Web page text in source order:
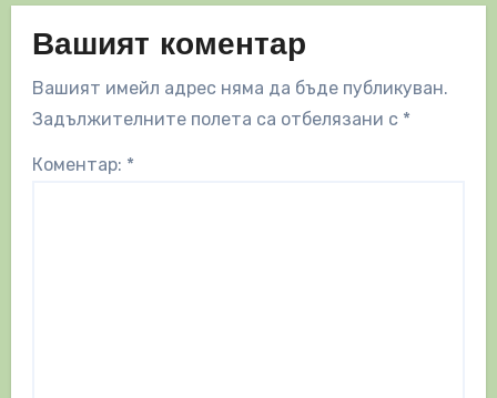
Вашият коментар
Вашият имейл адрес няма да бъде публикуван.
Задължителните полета са отбелязани с *
Коментар: *